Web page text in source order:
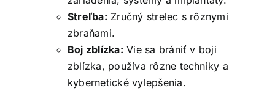
Streľba: Zručný strelec s rôznymi
zbraňami.
Boj zblízka: Vie sa brániť v boji
zblízka, používa rôzne techniky a
kybernetické vylepšenia.